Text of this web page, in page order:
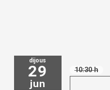
dijous
29
jun
10:30 h